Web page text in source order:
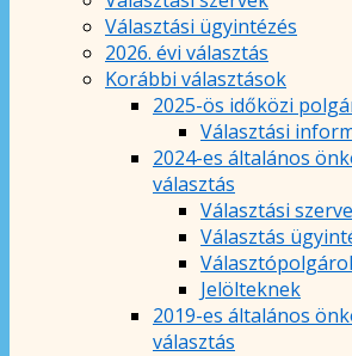
Választási ügyintézés
2026. évi választás
Korábbi választások
2025-ös időközi
Választási
2024-es általános
választás
Választási
Választás
Jelölteknek
2019-es általános
választás